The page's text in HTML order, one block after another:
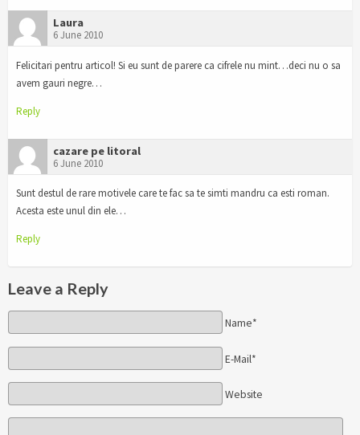
Laura
6 June 2010
Felicitari pentru articol! Si eu sunt de parere ca cifrele nu mint…deci nu o sa
avem gauri negre…
Reply
cazare pe litoral
6 June 2010
Sunt destul de rare motivele care te fac sa te simti mandru ca esti roman.
Acesta este unul din ele…
Reply
Leave a Reply
Name*
E-Mail*
Website